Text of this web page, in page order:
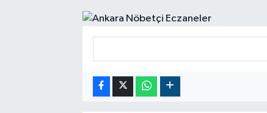
RESMİ İLANLAR